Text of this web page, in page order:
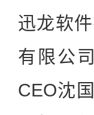
迅龙软
有限公
CEO沈